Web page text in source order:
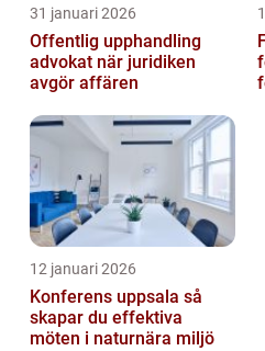
31 januari 2026
Offentlig upphandling
advokat när juridiken
avgör affären
12 januari 2026
Konferens uppsala så
skapar du effektiva
möten i naturnära miljö